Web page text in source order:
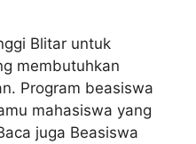
Blitar untuk
membutuhkan
Program beasiswa
mahasiswa yang
juga Beasiswa